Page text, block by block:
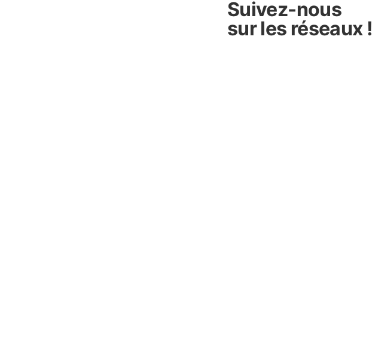
Suivez-nous
sur les réseaux !